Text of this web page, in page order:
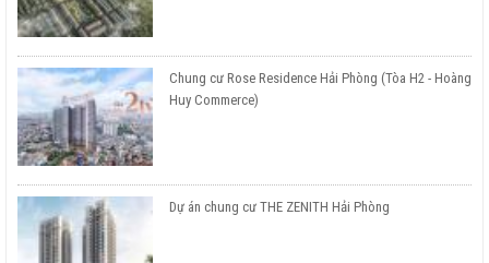
Chung cư Rose Residence Hải Phòng (Tòa H2 - Hoàng
Huy Commerce)
Dự án chung cư THE ZENITH Hải Phòng